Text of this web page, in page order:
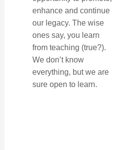
enhance and continue
our legacy. The wise
ones say, you learn
from teaching (true?).
We don’t know
everything, but we are
sure open to learn.